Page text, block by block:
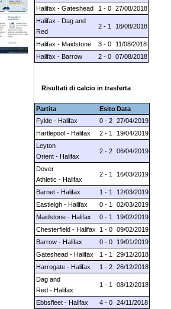
Halifax - Gateshead 1 - 0 27/08/2018
Halifax - Dag and
Red
2 - 1 18/08/2018
Halifax - Maidstone 3 - 0
11/08/2018
Halifax - Barrow
2 - 0 07/08/2018
Risultati di calcio in trasferta
Partita EsitoData
Fylde - Halifax
0 - 2 27/04/2019
Hartlepool - Halifax
2 - 1
19/04/2019
Leyton
Orient - Halifax
2 - 2 06/04/2019
Dover
Athletic - Halifax
2 - 1 16/03/2019
Barnet - Halifax 1 - 1
12/03/2019
Eastleigh - Halifax
0 - 1
02/03/2019
Maidstone - Halifax
0 - 1
19/02/2019
Chesterfield - Halifax
1 - 0 09/02/2019
Barrow - Halifax
0 - 0
19/01/2019
Gateshead - Halifax
1 - 1
29/12/2018
Harrogate - Halifax
1 - 2 26/12/2018
Dag and
Red - Halifax
1 - 1 08/12/2018
Ebbsfleet - Halifax 4 - 0 24/11/2018